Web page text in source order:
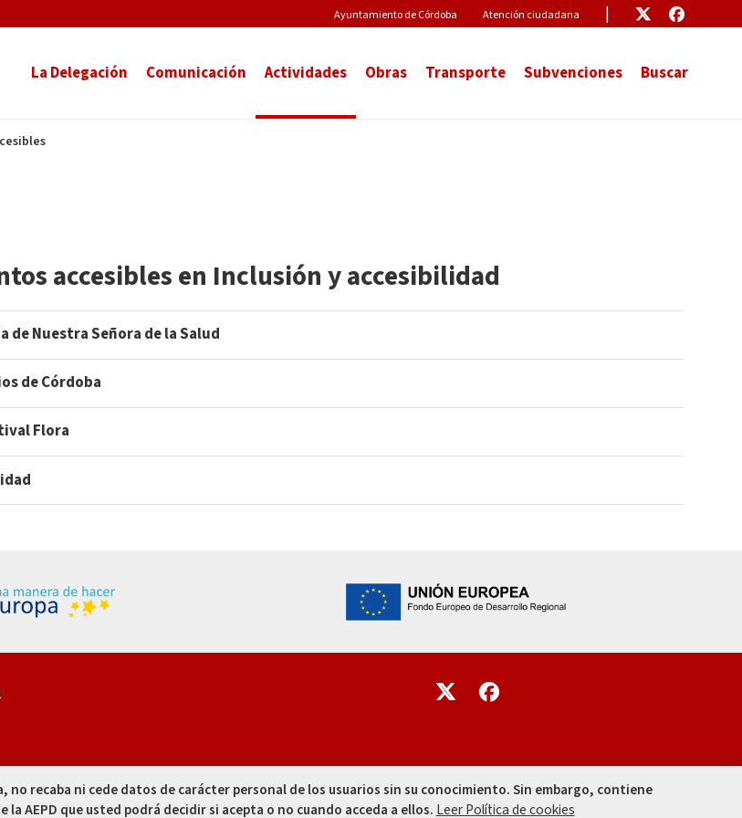
Pre-Header Microsite
Ayuntamiento de Córdoba Atención ciudadana EnlaceEnlace
La Delegación Comunicación Actividades Obras Transporte Subvenciones Buscar
accesibles en Inclusión y accesibilidad
de Nuestra Señora de la Salud
de Córdoba
Flora
recaba ni cede datos de carácter personal de los usuarios sin su conocimiento. Sin embargo, contiene
AEPD que usted podrá decidir si acepta o no cuando acceda a ellos. Leer Política de cookies